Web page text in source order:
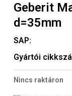
Geberit
d=35mm
SAP:
Gyártói
Nincs raktáron